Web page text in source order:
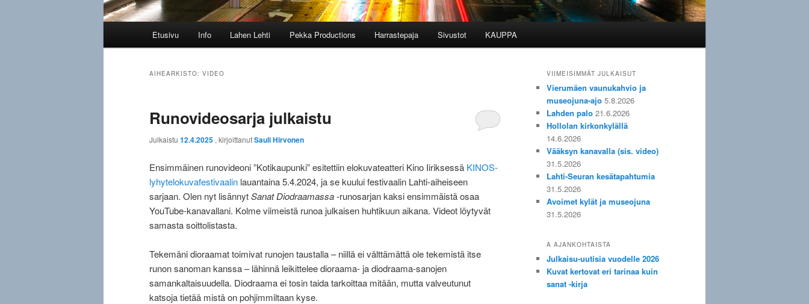
Etusivu Info Lahen Lehti Pekka Productions Harrastepaja Sivustot KAUPPA
AIHEARKISTO: VIDEO
Runovideosarja julkaistu
Julkaistu 12.4.2025 , kirjoittanutSauli Hirvonen
Ensimmäinen runovideoni ”Kotikaupunki” esitettiin elokuvateatteri Kino Iiriksessä KINOS-
lyhytelokuvafestivaalin lauantaina 5.4.2024, ja se kuului festivaalin Lahti-aiheiseen
sarjaan. Olen nyt lisännytSanat Diodraamassa-runosarjan kaksi ensimmäistä osaa
YouTube-kanavallani. Kolme viimeistä runoa julkaisen huhtikuun aikana. Videot löytyvät
samasta soittolistasta.
Tekemäni dioraamat toimivat runojen taustalla – niillä ei välttämättä ole tekemistä itse
runon sanoman kanssa – lähinnä leikittelee dioraama- ja diodraama-sanojen
samankaltaisuudella. Diodraama ei tosin taida tarkoittaa mitään, mutta valveutunut
katsoja tietää mistä on pohjimmiltaan kyse.
VIIMEISIMMÄT JULKAISUT
Vierumäen vaunukahvio ja
museojuna-ajo 5.8.2026
Lahden palo 21.6.2026
Hollolan kirkonkylällä
14.6.2026
Vääksyn kanavalla (sis. video)
31.5.2026
Lahti-Seuran kesätapahtumia
31.5.2026
Avoimet kylät ja museojuna
31.5.2026
A AJANKOHTAISTA
Julkaisu-uutisia vuodelle 2026
Kuvat kertovat eri tarinaa kuin
sanat -kirja